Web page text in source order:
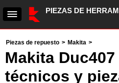
PIEZAS DE
Piezas de repuesto > Makita >
Makita
técnicos y